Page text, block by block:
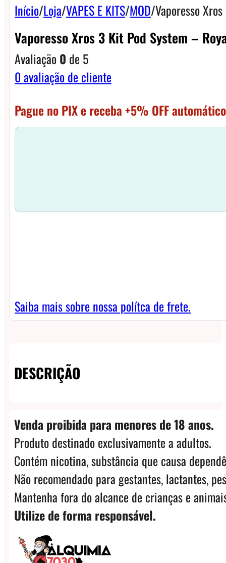
Início/Loja/VAPES E KITS/MOD/Vaporesso
Vaporesso Xros 3 Kit Pod System –
Avaliação0 de 5
0avaliação de cliente
Pague no PIX e receba +5% OFF
Saiba mais sobre nossa polítca de frete.
DESCRIÇÃO
Venda proibida para menores de 18 anos.
Produto destinado exclusivamente a adultos.
Contém nicotina, substância que causa
Não recomendado para gestantes, lactantes,
Mantenha fora do alcance de crianças e
Utilize de forma responsável.